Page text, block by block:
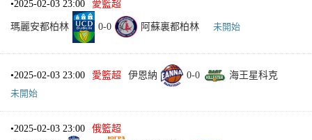
•2025-02-03 23:00 愛籃超
瑪麗安都柏林 0-0 阿蘇裏都柏林 未開始
•2025-02-03 23:00 愛籃超 伊恩納 0-0
海王星科克
未開始
•2025-02-03 23:00
俄籃超